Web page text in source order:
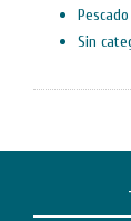
Pescado
Sin